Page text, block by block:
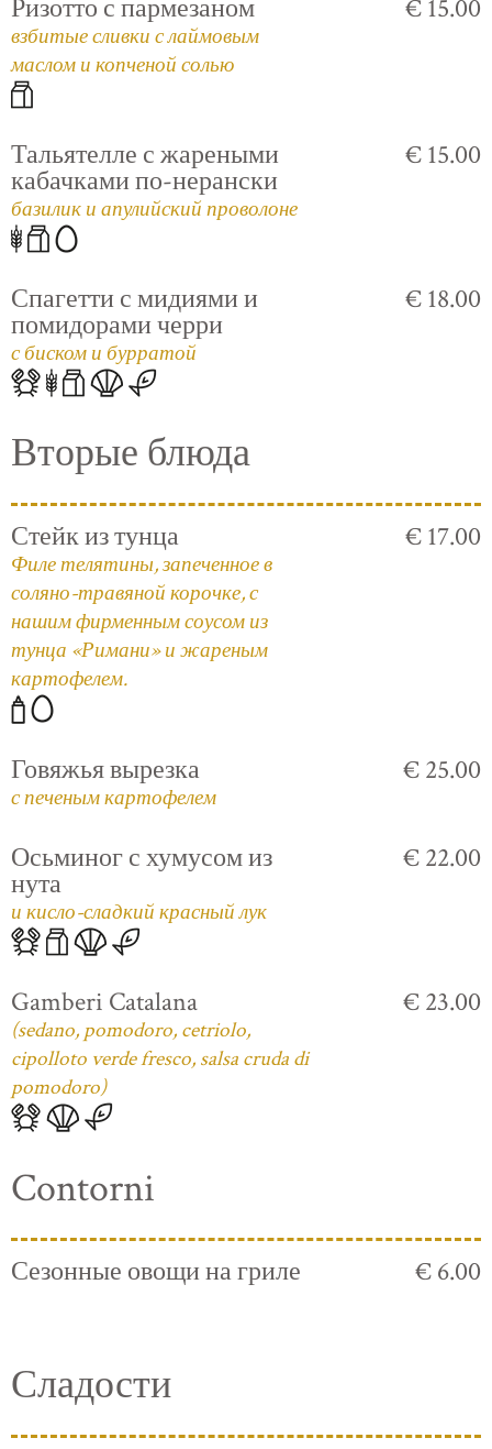
Ризотто с пармезаном
взбитые сливки с лаймовым
маслом и копченой солью
€ 15.00
Тальятелле с жареными
кабачками по-нерански
базилик и апулийский проволоне
€ 15.00
Спагетти с мидиями и
помидорами черри
с биском и бурратой
€ 18.00
Вторые блюда
Стейк из тунца
Филе телятины, запеченное в
соляно-травяной корочке, с
нашим фирменным соусом из
тунца «Римани» и жареным
картофелем.
€ 17.00
Говяжья вырезка
с печеным картофелем
€ 25.00
Осьминог с хумусом из
нута
и кисло-сладкий красный лук
€ 22.00
Gamberi Catalana
(sedano, pomodoro, cetriolo,
cipolloto verde fresco, salsa cruda di
pomodoro)
€ 23.00
Contorni
Сезонные овощи на гриле € 6.00
Сладости